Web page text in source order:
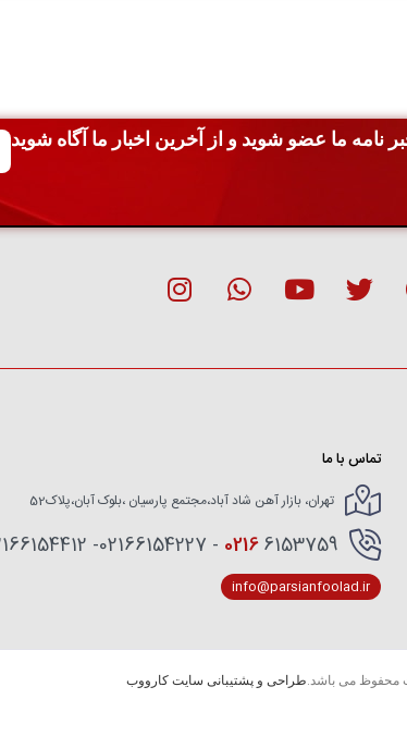
نامه ما عضو شوید و از آخرین اخبار ما آگاه شوید
تماس با ما
تهران، بازار آهن شاد آباد،مجتمع پارسیان ،بلوک آبان،پلاک52
02166153759 - 02166154227- 02166154412
info@parsianfoolad.ir
محفوظ می باشد.طراحی و پشتیبانی سایت کارووب